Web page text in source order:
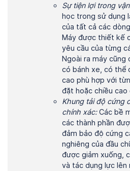
Sự tiện lợi trong
học trong sử dụng
của tất cả các
Máy được thiết kế
yêu cầu của từng
Ngoài ra máy cũng
có bánh xe, có thể
cao phù hợp với
đặt hoặc chiều cao
Khung tải độ cứng
chính xác:Các bề
các thành phần
đảm bảo độ cứng
nghiêng của đầu
được giảm xuống,
và tác dụng lực lên